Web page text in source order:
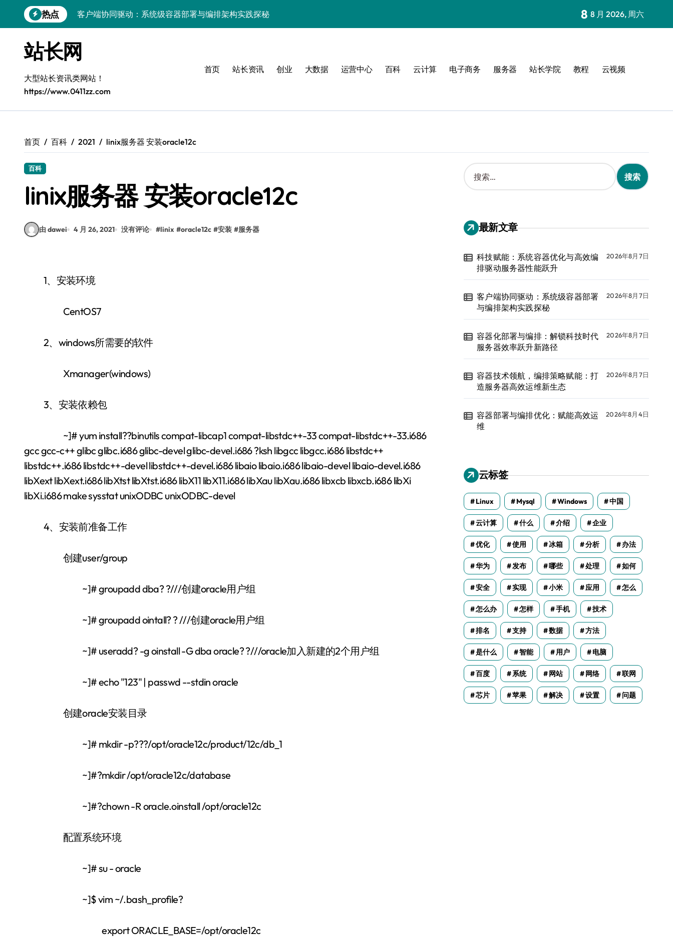
到
热点
客户端协同驱动：系统级容器部署与编排架构实践探秘
容器技术领航，编排策略赋能：打造服务器高效运维新生态
容器部署与编排优化：赋能高效运维
容器部署与编排：重塑服务器管理新范式
破局之道：大模型平台安全运营实战
VR创业新路径：模式创新与平台化双轮驱动
科技赋能：系统容器优化与高效编排驱动服务器性能跃升
8 8 月 2026, 周六
站长网
大型站长资讯类网站！
https://www.0411zz.com
首页 站长资讯 创业 大数据 运营中心 百科 云计算 电子商务 服务器 站长学院 教程 云视频
首页 百科 2021 linix服务器 安装oracle12c
百科
linix服务器 安装oracle12c
由 dawei 4 月 26, 2021 没有评论 #linix #oracle12c #安装 #服务器
1、安装环境
CentOS7
2、windows所需要的软件
Xmanager(windows)
3、安装依赖包
~]# yum install??binutils compat-libcap1 compat-libstdc++-33 compat-libstdc++-33.i686
gcc gcc-c++ glibc glibc.i686 glibc-devel glibc-devel.i686 ?ksh libgcc libgcc.i686 libstdc++
libstdc++.i686 libstdc++-devel libstdc++-devel.i686 libaio libaio.i686 libaio-devel libaio-devel.i686
libXext libXext.i686 libXtst libXtst.i686 libX11 libX11.i686 libXau libXau.i686 libxcb libxcb.i686 libXi
libXi.i686 make sysstat unixODBC unixODBC-devel
4、安装前准备工作
创建user/group
~]# groupadd dba? ?///创建oracle用户组
~]# groupadd ointall? ? ///创建oracle用户组
~]# useradd? -g oinstall -G dba oracle? ?///oracle加入新建的2个用户组
~]# echo "123" | passwd --stdin oracle
创建oracle安装目录
~]# mkdir -p???/opt/oracle12c/product/12c/db_1
~]#?mkdir /opt/oracle12c/database
~]#?chown -R oracle.oinstall /opt/oracle12c
配置系统环境
~]# su - oracle
~]$ vim ~/.bash_profile?
export ORACLE_BASE=/opt/oracle12c
搜
索
：
最新文章
科技赋能：系统容器优化与高效编
排驱动服务器性能跃升
2026年8月7日
客户端协同驱动：系统级容器部署
与编排架构实践探秘
2026年8月7日
容器化部署与编排：解锁科技时代
服务器效率跃升新路径
2026年8月7日
容器技术领航，编排策略赋能：打
造服务器高效运维新生态
2026年8月7日
容器部署与编排优化：赋能高效运
维
2026年8月4日
云标签
Linux Mysql Windows 中国
云计算 什么 介绍 企业
优化 使用 冰箱 分析 办法
华为 发布 哪些 处理 如何
安全 实现 小米 应用 怎么
怎么办 怎样 手机 技术
排名 支持 数据 方法
是什么 智能 用户 电脑
百度 系统 网站 网络 联网
芯片 苹果 解决 设置 问题